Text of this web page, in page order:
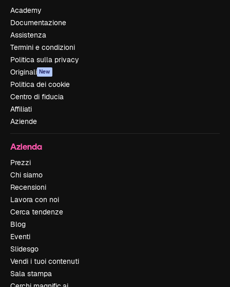
Academy
Documentazione
Assistenza
Termini e condizioni
Politica sulla privacy
Originali New
Politica dei cookie
Centro di fiducia
Affiliati
Aziende
Azienda
Prezzi
Chi siamo
Recensioni
Lavora con noi
Cerca tendenze
Blog
Eventi
Slidesgo
Vendi i tuoi contenuti
Sala stampa